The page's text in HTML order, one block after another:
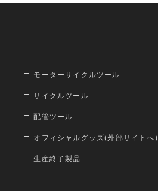
モーターサイクルツール
サイクルツール
配管ツール
オフィシャルグッズ(外部サイトへ)
生産終了製品